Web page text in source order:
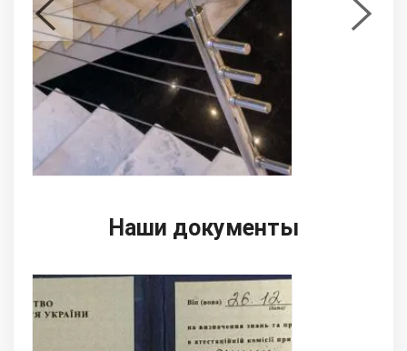
Наши документы